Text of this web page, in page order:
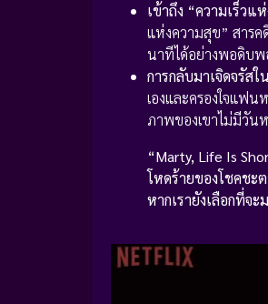
เข้าถึง “ความเร็วแ
แห่งความสุข” สารค
นาทีได้อย่างพอดิบพ
การกลับมาเจิดจรัสใ
เองและครองใจแฟน
ภาพของเขาไม่มีวัน
“Marty, Life Is
โหดร้ายของโชคชะ
หากเรายังเลือกที่จ